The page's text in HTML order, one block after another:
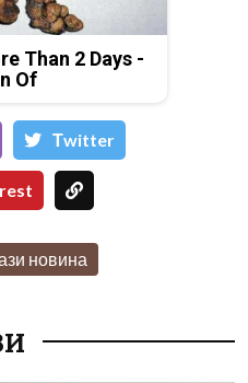
Than 2 Days -
Of
Тwitter
новина